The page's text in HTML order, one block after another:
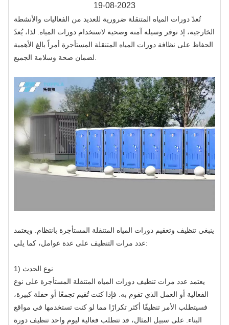
19-08-2023
تُعدّ دورات المياه المتنقلة ضرورية للعديد من الفعاليات والأنشطة
الخارجية، إذ توفر وسيلة آمنة وصحية لاستخدام دورات المياه. لذا، يُعدّ
الحفاظ على نظافة دورات المياه المتنقلة المستأجرة أمراً بالغ الأهمية
ينبغي تنظيف وتعقيم دورات المياه المتنقلة المستأجرة بانتظام. ويعتمد
عدد مرات التنظيف على عدة عوامل، كما يلي:
1) نوع الحدث
يعتمد عدد مرات تنظيف دورات المياه المتنقلة المستأجرة على نوع
الفعالية أو العمل الذي تقوم به. فإذا كنت تُقيم تجمعًا أو حفلة كبيرة،
فسيتطلب الأمر تنظيفًا أكثر تكرارًا مما لو كنت تستخدمها في مواقع
البناء. على سبيل المثال، قد تتطلب فعالية ليوم واحد تنظيف دورة